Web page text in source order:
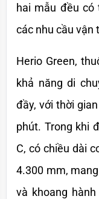
hai mẫu đều có
các nhu cầu vận
Herio Green,
khả năng di
đầy, với thời
phút. Trong khi
C, có chiều dài
4.300 mm,
và khoang